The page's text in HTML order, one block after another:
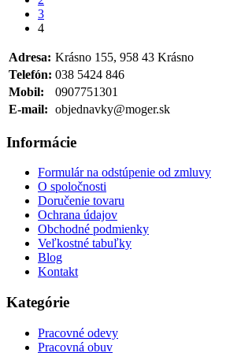
3
4
Adresa: Krásno 155, 958 43 Krásno
Telefón: 038 5424 846
Mobil:
0907751301
E-mail: objednavky@moger.sk
Informácie
Formulár na odstúpenie od zmluvy
O spoločnosti
Doručenie tovaru
Ochrana údajov
Obchodné podmienky
Veľkostné tabuľky
Blog
Kontakt
Kategórie
Pracovné odevy
Pracovná obuv